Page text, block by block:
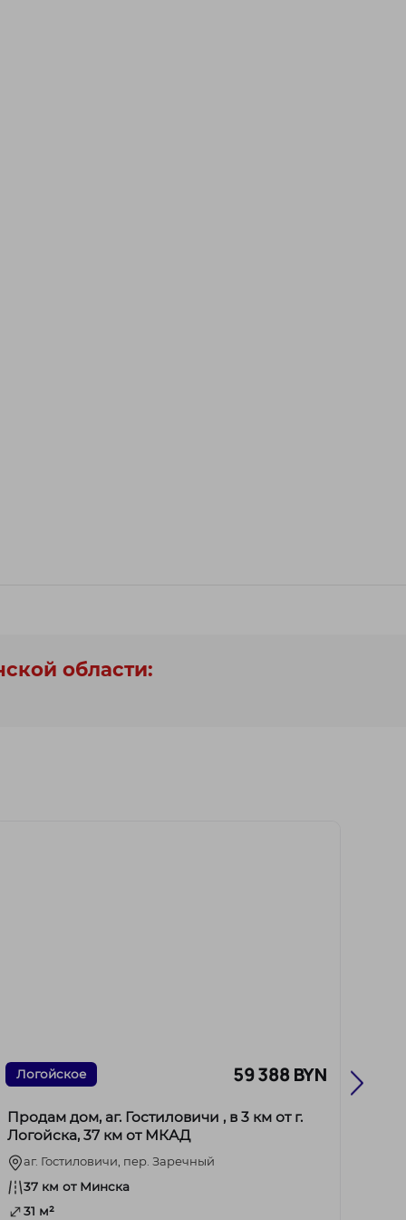
области:
Логойское 59 388 BYN
Продам дом, аг. Гостиловичи , в 3 км от г.
Логойска, 37 км от МКАД
аг. Гостиловичи, пер. Заречный
37 км от Минска
31 м²